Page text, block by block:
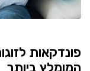
פונדקאות
המומלץ ביותר